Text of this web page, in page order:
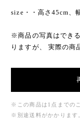
size・・高さ45cm、
※商品の写真はでき
りますが、 実際の商
※この商品は1点までの
※別途送料がかかります